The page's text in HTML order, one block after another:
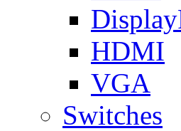
HDMI
VGA
Switches